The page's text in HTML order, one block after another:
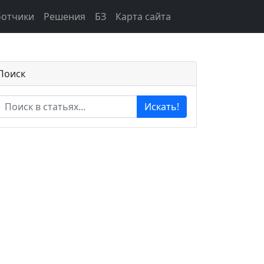
Решения БЗ Карта сайта
Искать!